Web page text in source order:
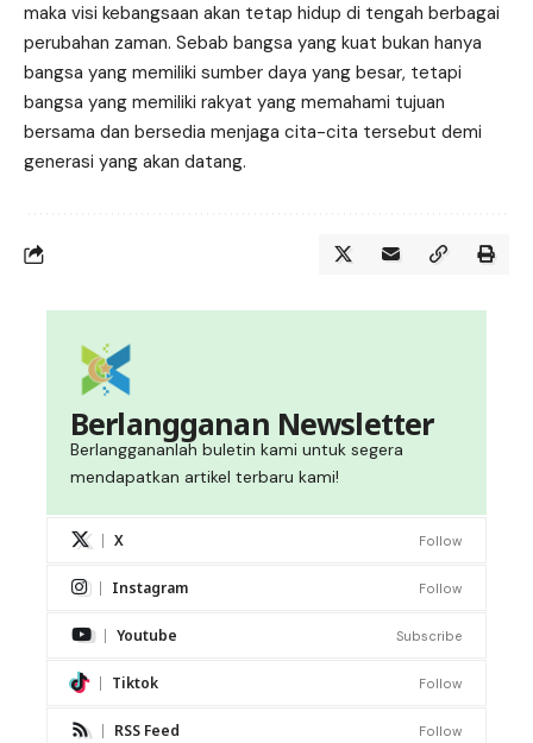
maka visi kebangsaan akan tetap hidup di tengah berbagai
perubahan zaman. Sebab bangsa yang kuat bukan hanya
bangsa yang memiliki sumber daya yang besar, tetapi
bangsa yang memiliki rakyat yang memahami tujuan
bersama dan bersedia menjaga cita-cita tersebut demi
generasi yang akan datang.
Berlangganan Newsletter
Berlanggananlah buletin kami untuk segera
mendapatkan artikel terbaru kami!
X Follow
Instagram Follow
Youtube Subscribe
Tiktok Follow
RSS Feed Follow